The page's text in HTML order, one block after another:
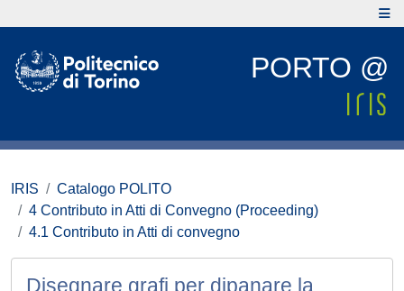
PORTO @
IRIS
Catalogo POLITO
4 Contributo in Atti di Convegno (Proceeding)
4.1 Contributo in Atti di convegno
Disegnare grafi per dipanare la